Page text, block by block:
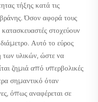
τήξης κατά τις
Όσον αφορά τους
στοχεύουν
Αυτό το εύρος
των υλικών, ώστε να
ζημιά από υπερβολικές
σημαντικό όταν
όπως αναφέρεται σε